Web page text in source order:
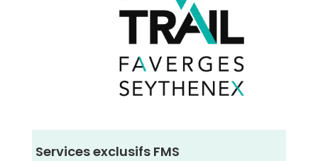
Services exclusifs FMS